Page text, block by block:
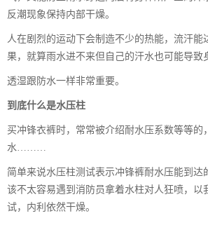
反潮现象保持内部干燥。
人在剧烈的运动下会制造不少的热能，流汗能
果，就算雨水进不来但自己的汗水也可能导致
透湿跟防水一样非常重要。
到底什么是水压柱
买冲锋衣裤时，常常被介绍耐水压系数等等的
水………
简单来说水压柱测试表示冲锋裤耐水压能到达
该不太容易遇到消防员拿着水柱对人狂喷，以
试，内利依然干燥。